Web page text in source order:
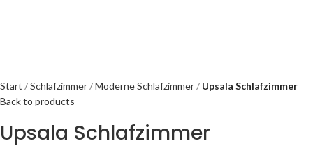
Start Schlafzimmer Moderne Schlafzimmer
Upsala Schlafzimmer
Back to products
Upsala Schlafzimmer